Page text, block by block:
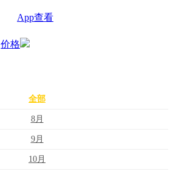
App查看
价格
全部
8月
9月
10月